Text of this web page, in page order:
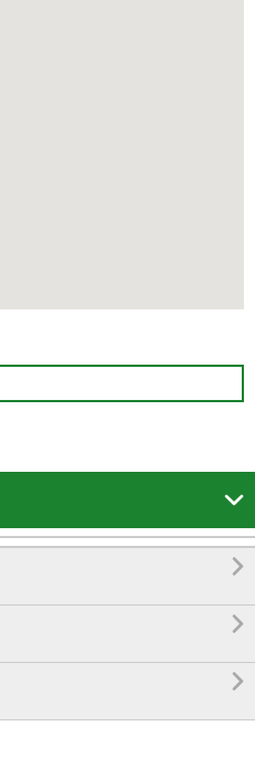



